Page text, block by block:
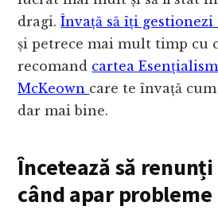
dragi.Învață să îți
și petrece mai mult timp cu
recomand cartea
McKeown care te învață
dar mai bine.
Încetează să
când apar probleme